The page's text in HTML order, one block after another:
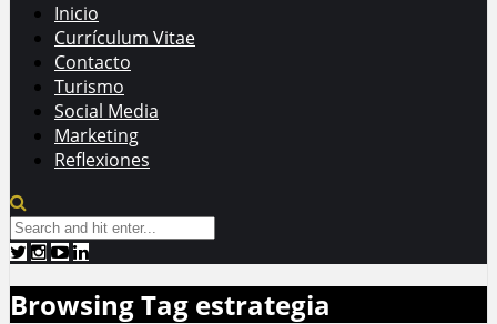
Inicio
Currículum Vitae
Contacto
Turismo
Social Media
Marketing
Reflexiones
Browsing Tag estrategia